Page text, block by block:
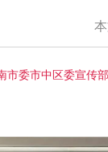
市委市中区委宣传部